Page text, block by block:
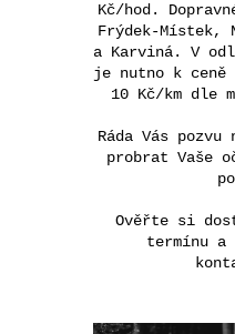
Kč/hod.
Frýdek-Místek,
a Karviná. V
je nutno k
10 Kč/km dle
Ráda Vás pozvu
probrat Vaše
Ověřte si
termínu a